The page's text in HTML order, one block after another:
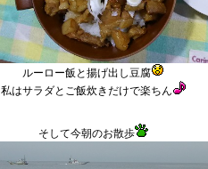
ルーロー飯と揚げ出し豆腐
私はサラダとご飯炊きだけで楽ちん
そして今朝のお散歩